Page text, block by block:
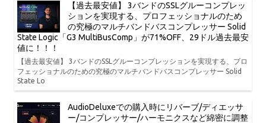
【過去最安値】 3バンドのSSLグルーコンプレッ
ションを実現する、プロフェッショナルのため
の究極のマルチバンドバスコンプレッサー Solid
State Logic「G3 MultiBusComp」が71%OFF、29ドル過去最安
値に！！！
【過去最安値】 3バンドのSSLグルーコンプレッションを実現する、プロ
フェッショナルのための究極のマルチバンドバスコンプレッサー Solid
State Lo
AudioDeluxeでの購入時にリバーブ/ディエッサ
ー/コンプレッサー/ハーモニクスなど綿密に調整